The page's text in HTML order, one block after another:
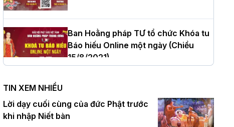
cử tân Trưởng ban Trị sự GHPGVN tỉnh
Hà Nội: Tăng Ni Trường hạ Bồ Đề trang
nghiêm tác pháp Tiền an cư PL.2570 –
DL.2026
Ban Hoằng pháp TƯ tổ chức Khóa tu
Báo hiếu Online một ngày (Chiều
15/8/2021)
Ban Hoằng pháp TƯ tổ chức Khóa tu
Báo hiếu Online một ngày (Sáng
15/8/2021)
TIN XEM NHIỀU
Lời dạy cuối cùng của đức Phật trước
khi nhập Niết bàn